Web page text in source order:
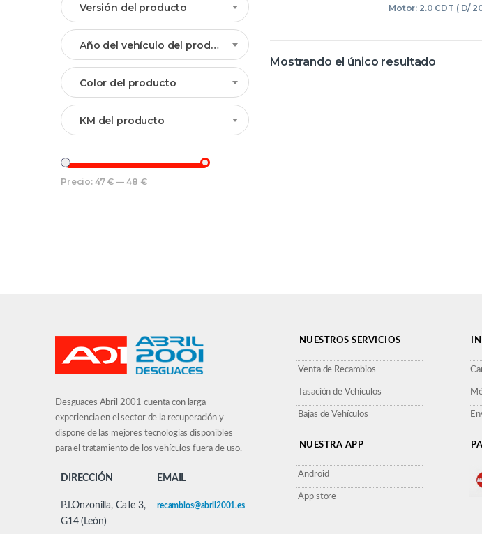
Motor: 2.0 CDT ( D/
Mostrando el único resultado
Versión del producto
Año del vehículo del producto
Color del producto
KM del producto
Precio: 47 € — 48 €
Desguaces Abril 2001 cuenta con larga
experiencia en el sector de la recuperación y
dispone de las mejores tecnologías disponibles
para el tratamiento de los vehículos fuera de uso.
DIRECCIÓN EMAIL
P.I.Onzonilla, Calle 3,
G14 (León)
recambios@abril2001.es
NUESTROS SERVICIOS
Venta de Recambios
Tasación de Vehículos
Bajas de Vehículos
NUESTRA APP
Android
App store